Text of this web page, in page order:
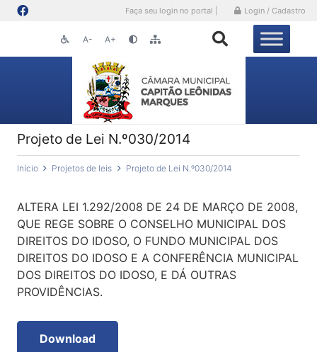
Faça seu login no portal | Login / Cadastro
A- A+
Projeto de Lei N.º030/2014
Início Projetos de leis Projeto de Lei N.º030/2014
ALTERA LEI 1.292/2008 DE 24 DE MARÇO DE 2008,
QUE REGE SOBRE O CONSELHO MUNICIPAL DOS
DIREITOS DO IDOSO, O FUNDO MUNICIPAL DOS
DIREITOS DO IDOSO E A CONFERÊNCIA MUNICIPAL
DOS DIREITOS DO IDOSO, E DÁ OUTRAS
PROVIDÊNCIAS.
Download